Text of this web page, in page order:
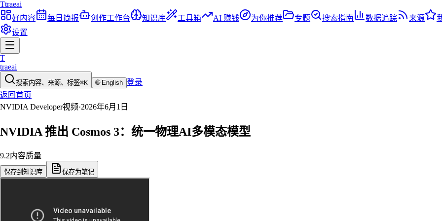
Ttraeai
好内容
每日简报 创作工作台 知识库 工具箱 AI 赚钱 为你推荐 专题 搜索指南 数据追踪 来源
设置
T
traeai
搜索内容、来源、标签⌘K 🌐 English 登录
返回首页
NVIDIA Developer视频·2026年6月1日
NVIDIA 推出 Cosmos 3：统一物理AI多模态模型
9.2内容质量
保存到知识库 保存为笔记